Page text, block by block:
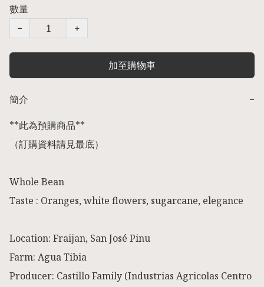
數量
−
+
加至購物車
簡介
−
**此為預購商品**
（訂購資料請見最底）
Whole Bean
Taste : Oranges, white flowers, sugarcane, elegance
Location: Fraijan, San José Pinu
Farm: Agua Tibia
Producer: Castillo Family (Industrias Agricolas Centro